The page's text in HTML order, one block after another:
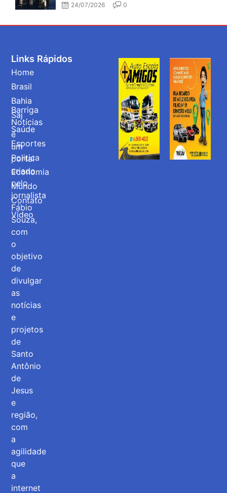
24/07/2026 0
Barriga
Notícias
é
um
portal
criado
pelo
jornalista
Fábio
Souza,
com
o
objetivo
de
divulgar
as
notícias
e
projetos
de
Santo
Antônio
de
Jesus
e
região,
com
a
agilidade
que
a
internet
Links Rápidos
Home
Brasil
Bahia
Saj
Saúde
Esportes
Politica
Economia
Mundo
Contato
Vídeo